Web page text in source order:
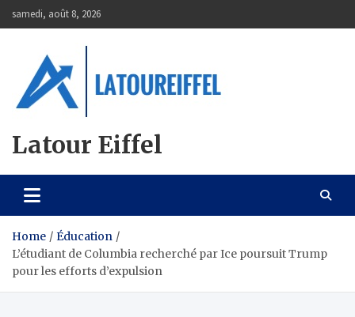
to
samedi, août 8, 2026
Latour Eiffel
Home
Éducation
L’étudiant de Columbia recherché par Ice poursuit Trump
pour les efforts d’expulsion